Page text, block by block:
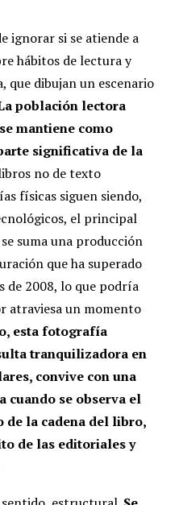
ignorar si se atiende a
hábitos de lectura y
que dibujan un escenario
población lectora
mantiene como
significativa de la
no de texto
físicas siguen siendo,
el principal
suma una producción
que ha superado
de 2008, lo que podría
atraviesa un momento
esta fotografía
tranquilizadora en
convive con una
cuando se observa el
la cadena del libro,
de las editoriales y